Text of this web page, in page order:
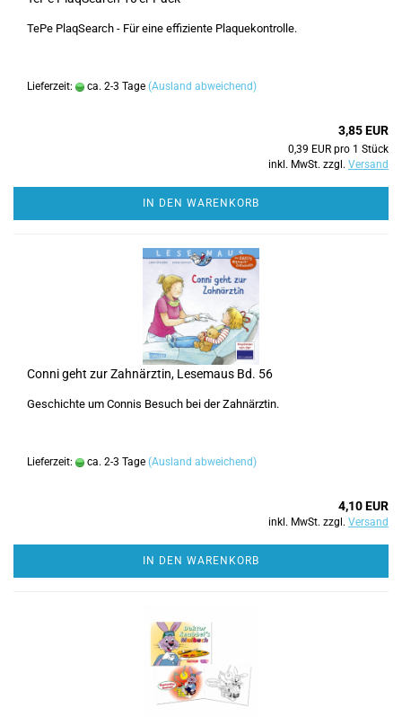
TePe PlaqSearch - Für eine effiziente Plaquekontrolle.
Lieferzeit: ca. 2-3 Tage (Ausland abweichend)
3,85 EUR
0,39 EUR pro 1 Stück
inkl. MwSt. zzgl. Versand
IN DEN WARENKORB
Conni geht zur Zahnärztin, Lesemaus Bd. 56
Geschichte um Connis Besuch bei der Zahnärztin.
Lieferzeit: ca. 2-3 Tage (Ausland abweichend)
4,10 EUR
inkl. MwSt. zzgl. Versand
IN DEN WARENKORB